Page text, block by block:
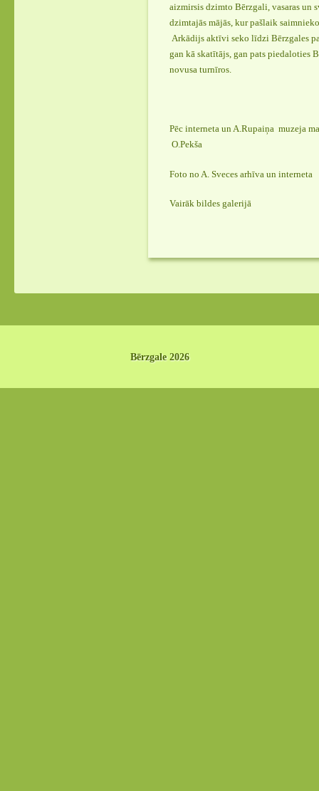
aizmirsis dzimto Bērzgali, vasaras un
dzimtajās mājās, kur pašlaik
Arkādijs aktīvi seko līdzi Bērzgales
gan kā skatītājs, gan pats piedaloties
novusa turnīros.
Pēc interneta un A.Rupaiņa muzeja
O.Pekša
Foto no A. Sveces arhīva un interneta
Vairāk bildes galerijā
Bērzgale 2026